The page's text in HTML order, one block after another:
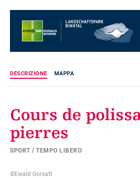
iniziale
navigazione
mappa
AllaDESCRIZIONE MAPPA
Cours de
pierres
SPORT / TEMPO LIBERO
©Ewald Gorsatt